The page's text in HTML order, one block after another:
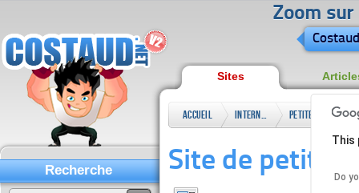
Zoom sur
Sites
Accueil Internet
Petites
Site de petites
This
Do
Recherche